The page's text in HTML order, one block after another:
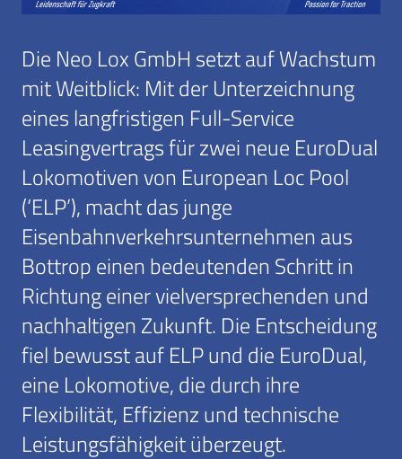
Die Neo Lox GmbH setzt auf Wachstum
mit Weitblick: Mit der Unterzeichnung
eines langfristigen Full-Service
Leasingvertrags für zwei neue EuroDual
Lokomotiven von European Loc Pool
(‘ELP’), macht das junge
Eisenbahnverkehrsunternehmen aus
Bottrop einen bedeutenden Schritt in
Richtung einer vielversprechenden und
nachhaltigen Zukunft. Die Entscheidung
fiel bewusst auf ELP und die EuroDual,
eine Lokomotive, die durch ihre
Flexibilität, Effizienz und technische
Leistungsfähigkeit überzeugt.